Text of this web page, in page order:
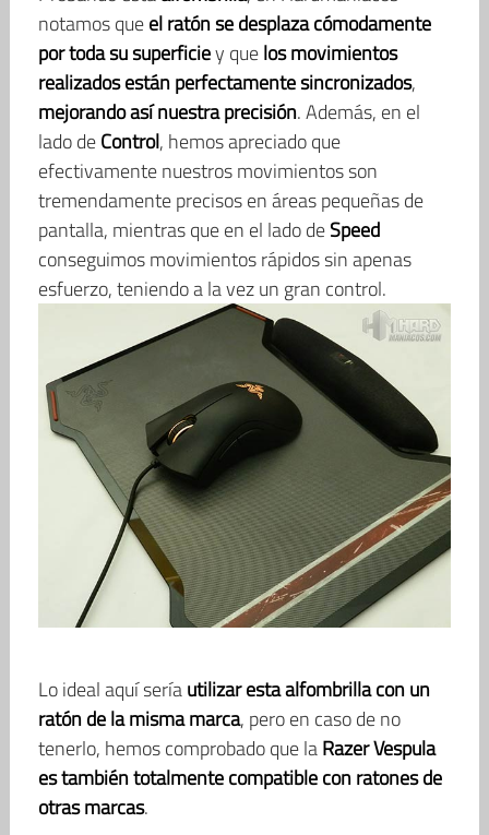
notamos queel ratón se desplaza cómodamente
por toda su superficiey quelos movimientos
realizados están perfectamente sincronizados,
mejorando así nuestra precisión. Además, en el
lado deControl, hemos apreciado que
efectivamente nuestros movimientos son
tremendamente precisos en áreas pequeñas de
pantalla, mientras que en el lado deSpeed
conseguimos movimientos rápidos sin apenas
esfuerzo, teniendo a la vez un gran control.
Lo ideal aquí seríautilizar esta alfombrilla con un
ratón de la misma marca, pero en caso de no
tenerlo, hemos comprobado que laRazer Vespula
es también totalmente compatible con ratones de
otras marcas.